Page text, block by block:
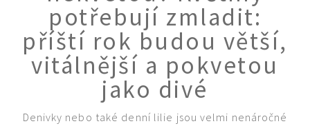
potřebují zmladit:
příští rok budou větší,
vitálnější a pokvetou
jako divé
Denivky nebo také denní lilie jsou velmi nenáročné